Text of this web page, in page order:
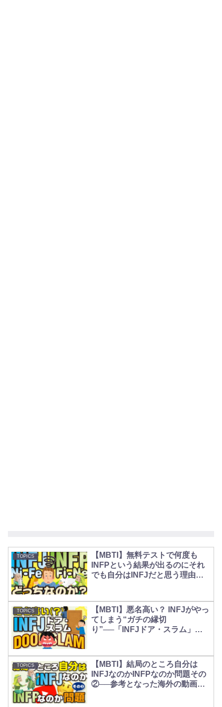
TOPICS
【MBTI】無料テストで何度も
INFPという結果が出るのにそれ
でも自分はINFJだと思う理由
TOPICS
【MBTI】悪名高い？ INFJがやっ
てしまう“ガチの縁切
り”──「INFJドア・スラム」
TOPICS
【MBTI】結局のところ自分は
INFJなのかINFPなのか問題その
②──参考となった海外の動画